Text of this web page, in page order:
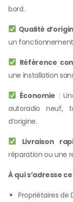
bord.
Qualité
un
Référence
une installation
Économie :
autoradio neuf,
d’origine.
Livraison
réparation ou une
À qui s’adresse
Propriétaires de